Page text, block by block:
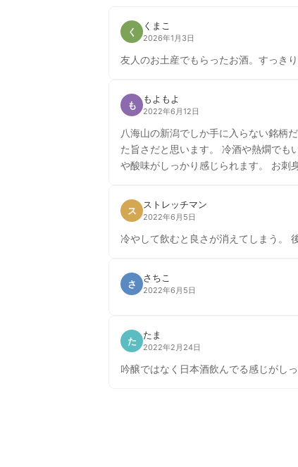
く
くまこ
2026年1月3日
友人のお土産でもらったお酒。すっき
も
もよもよ
2022年6月12日
八海山の新潟でしか手に入らない銘柄
た旨さだと思います。 冷酒や熱燗でもいただきましたが、色々な方がコメントあるように常温が一番しっくりくる気がします。火入れ純米酒らしいお米の甘さ
や酸味
ス
ストレッチマン
2022年6月5日
冷やして飲むと良さが消えてしまう。
さ
さちこ
2022年6月5日
た
たま
2022年2月24日
吟醸ではなく日本酒飲んでる感じがし